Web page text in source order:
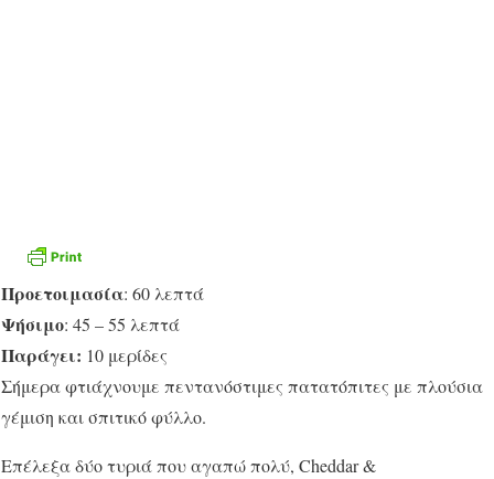
Προετοιμασία: 60 λεπτά
Ψήσιμο: 45 – 55 λεπτά
Παράγει: 10 μερίδες
Σήμερα φτιάχνουμε πεντανόστιμες πατατόπιτες με πλούσια
γέμιση και σπιτικό φύλλο.
Επέλεξα δύο τυριά που αγαπώ πολύ, Cheddar &